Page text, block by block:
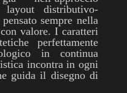
distributivo-
sempre nella
valore. I caratteri
perfettamente
in continua
incontra in ogni
guida il disegno di